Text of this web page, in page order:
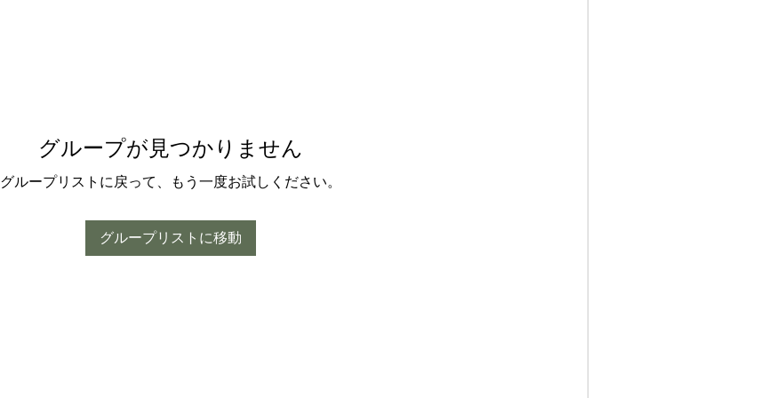
グループが見つかりません
グループリストに戻って、もう一度お試しください。
グループリストに移動